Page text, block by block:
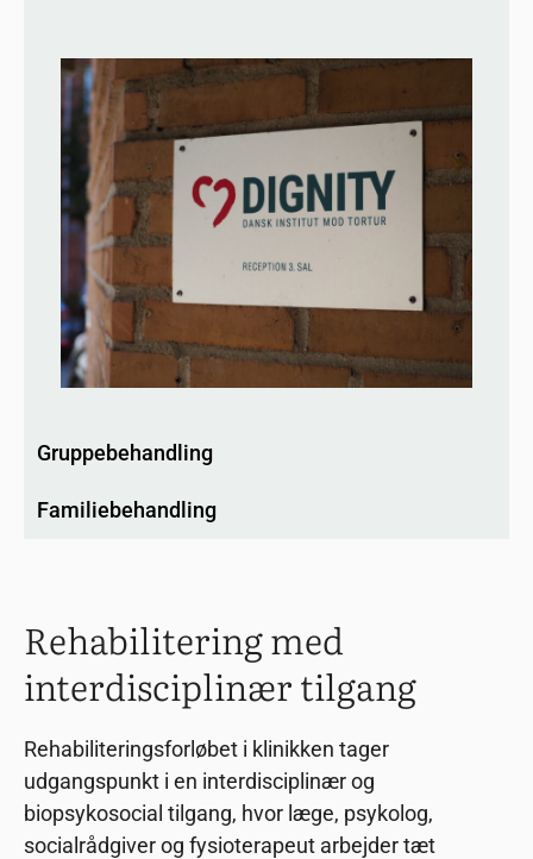
Gruppebehandling
Familiebehandling
Rehabilitering med
interdisciplinær tilgang
Rehabiliteringsforløbet i klinikken tager
udgangspunkt i en interdisciplinær og
biopsykosocial tilgang, hvor læge, psykolog,
socialrådgiver og fysioterapeut arbejder tæt